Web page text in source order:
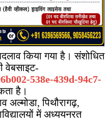
किया गया है। संशोधित
वेबसाइट-
538e-439d-94c7-
है।
अल्मोडा, पिथौरागढ़,
में अध्ययनरत